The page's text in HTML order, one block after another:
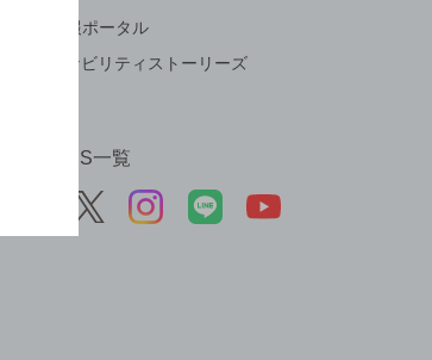
ESG情報ポータル
サステナビリティストーリーズ
公式SNS一覧